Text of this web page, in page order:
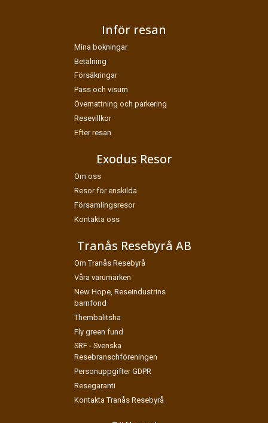
Läs vår dataskyddspolicy här » *
Inför resan
Mina bokningar
Betalning
Försäkringar
Pass och visum
Övernattning och parkering
Resevillkor
Efter resan
Exodus Resor
Om oss
Resor för enskilda
Församlingsresor
Kontakta oss
Tranås Resebyrå AB
Om Tranås Resebyrå
Våra varumärken
New Hope, Reseindustrins
barnfond
Thembalitsha
Fly green fund
SRF - Svenska
Resebranschföreningen
Personuppgifter GDPR
Resegaranti
Kontakta Tranås Resebyrå